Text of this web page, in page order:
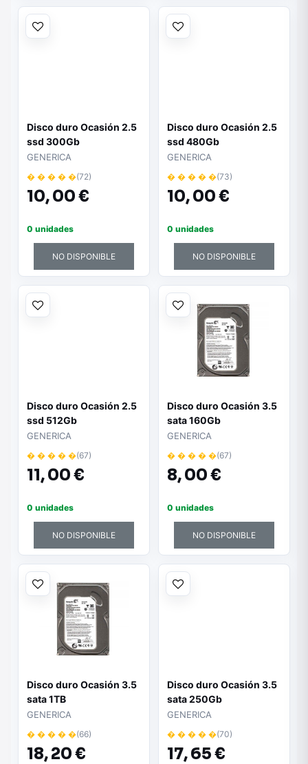
Disco duro Ocasión 2.5
ssd 300Gb
GENERICA
� � � � �(72)
10,00 €
0 unidades
NO DISPONIBLE
Disco duro Ocasión 2.5
ssd 480Gb
GENERICA
� � � � �(73)
10,00 €
0 unidades
NO DISPONIBLE
Disco duro Ocasión 2.5
ssd 512Gb
GENERICA
� � � � �(67)
11,00 €
0 unidades
NO DISPONIBLE
Disco duro Ocasión 3.5
sata 160Gb
GENERICA
� � � � �(67)
8,00 €
0 unidades
NO DISPONIBLE
Disco duro Ocasión 3.5
sata 1TB
GENERICA
� � � � �(66)
18,20 €
Disco duro Ocasión 3.5
sata 250Gb
GENERICA
� � � � �(70)
17,65 €